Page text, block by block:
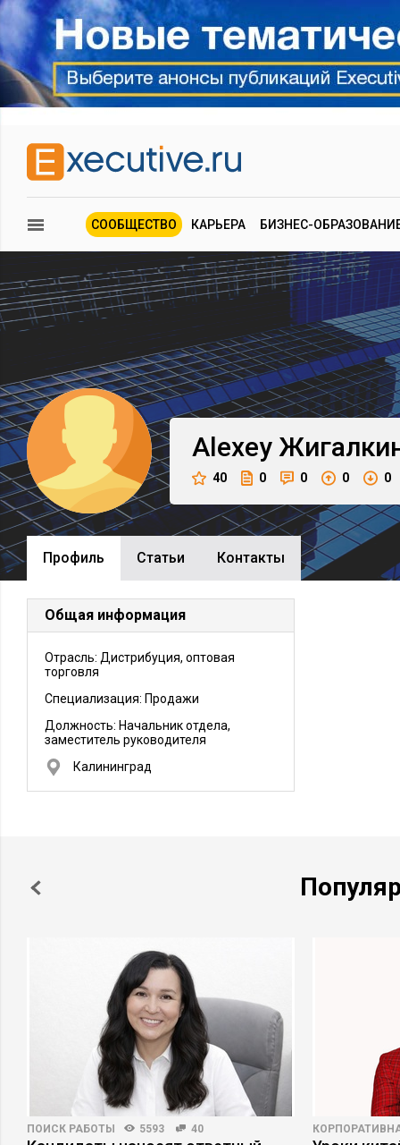
СООБЩЕСТВО КАРЬЕРА БИЗНЕС-
Alexey
40 0 0 0 0
Профиль Cтатьи Контакты
Общая информация
Отрасль: Дистрибуция, оптовая
торговля
Специализация: Продажи
Должность: Начальник отдела,
заместитель руководителя
Калининград
ПОИСК РАБОТЫ 5593 40